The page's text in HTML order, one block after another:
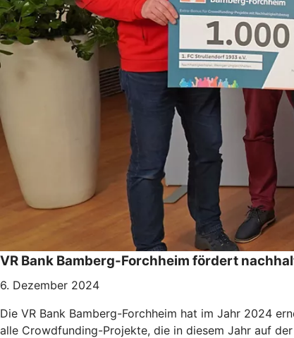
VR Bank Bamberg-Forchheim fördert
6. Dezember 2024
Die VR Bank Bamberg-Forchheim hat im Jahr 2024
alle Crowdfunding-Projekte, die in diesem Jahr auf